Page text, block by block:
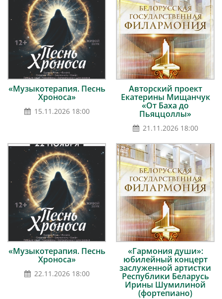
«Музыкотерапия. Песнь
Хроноса»
15.11.2026 18:00
Авторский проект
Екатерины Мищанчук
«От Баха до
Пьяццоллы»
21.11.2026 18:00
«Музыкотерапия. Песнь
Хроноса»
22.11.2026 18:00
«Гармония души»:
юбилейный концерт
заслуженной артистки
Республики Беларусь
Ирины Шумилиной
(фортепиано)